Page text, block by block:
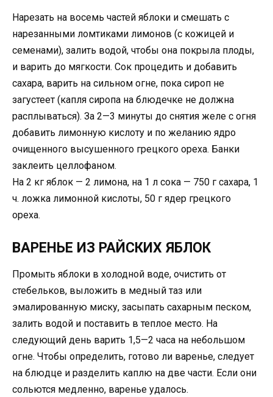
Нарезать на восемь частей яблоки и cмешать с
нарезанными ломтиками лимонов (с кожицей и
семенами), залить водой, чтобы она покрыла плоды,
и варить до мягкости. Сок процедить и добавить
сахара, варить на сильном огне, пока сироп не
загустеет (капля сиропа на блюдечке не должна
расплываться). За 2—3 минуты до снятия желе с огня
добавить лимонную кислоту и по желанию ядро
очищенного высушенного грецкого ореха. Банки
заклеить целлофаном.
На 2 кг яблок — 2 лимона, на 1 л сока — 750 г сахара, 1
ч. ложка лимонной кислоты, 50 г ядер грецкого
ореха.
ВАРЕНЬЕ ИЗ РАЙСКИХ ЯБЛОК
Промыть яблоки в холодной воде, очистить от
стебельков, выложить в медный таз или
эмалированную миску, засыпать сахарным песком,
залить водой и поставить в теплое место. На
следующий день варить 1,5—2 часа на небольшом
огне. Чтобы определить, готово ли варенье, следует
на блюдце и разделить каплю на две части. Если они
сольются медленно, варенье удалось.